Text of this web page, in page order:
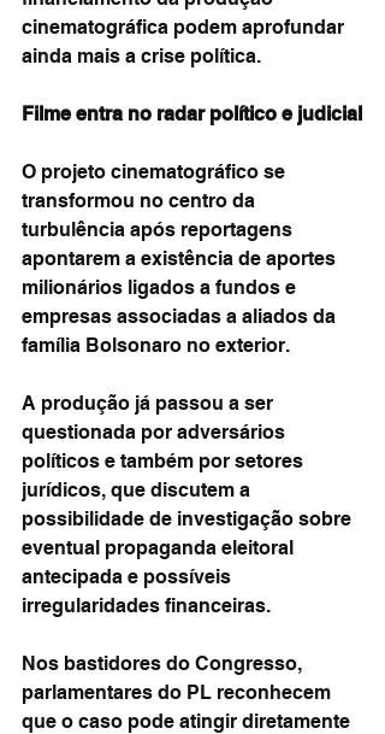
cinematográfica podem aprofundar
ainda mais a crise política.
Filme entra no radar político e judicial
O projeto cinematográfico se
transformou no centro da
turbulência após reportagens
apontarem a existência de aportes
milionários ligados a fundos e
empresas associadas a aliados da
família Bolsonaro no exterior.
A produção já passou a ser
questionada por adversários
políticos e também por setores
jurídicos, que discutem a
possibilidade de investigação sobre
eventual propaganda eleitoral
antecipada e possíveis
irregularidades financeiras.
Nos bastidores do Congresso,
parlamentares do PL reconhecem
que o caso pode atingir diretamente